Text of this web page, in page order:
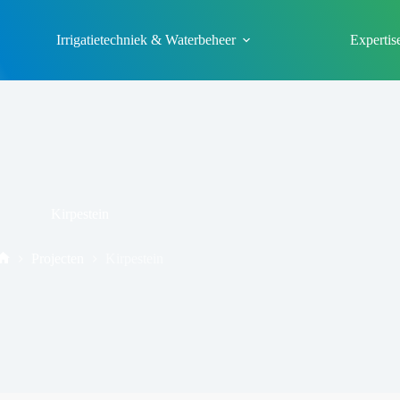
Irrigatietechniek & Waterbeheer